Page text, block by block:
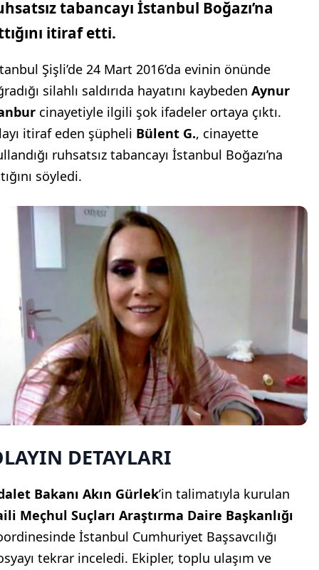
tabancayı İstanbul Boğazı’na
itiraf etti.
Şişli’de 24 Mart 2016’da evinin önünde
silahlı saldırıda hayatını kaybeden Aynur
cinayetiyle ilgili şok ifadeler ortaya çıktı.
itiraf eden şüpheli Bülent G., cinayette
ruhsatsız tabancayı İstanbul Boğazı’na
söyledi.
DETAYLARI
Bakanı Akın Gürlek’in talimatıyla kurulan
Meçhul Suçları Araştırma Daire Başkanlığı
İstanbul Cumhuriyet Başsavcılığı
tekrar inceledi. Ekipler, toplu ulaşım ve